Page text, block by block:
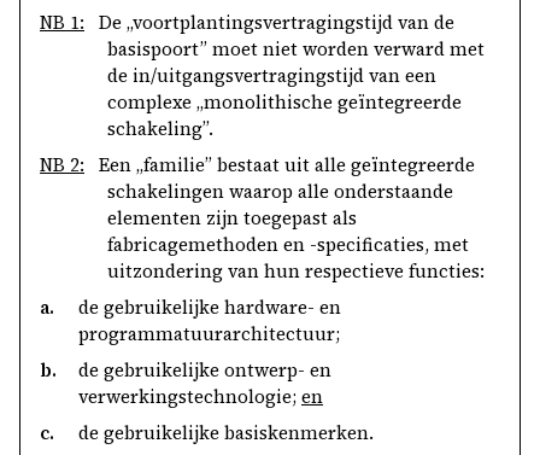
NB 1:
De „voortplantingsvertragingstijd van de
basispoort” moet niet worden verward met
de in/uitgangsvertragingstijd van een
complexe „monolithische geïntegreerde
schakeling”.
NB 2:
Een „familie” bestaat uit alle geïntegreerde
schakelingen waarop alle onderstaande
elementen zijn toegepast als
fabricagemethoden en -specificaties, met
uitzondering van hun respectieve functies:
a.
de gebruikelijke hardware- en
programmatuurarchitectuur;
b.
de gebruikelijke ontwerp- en
verwerkingstechnologie; en
c.
de gebruikelijke basiskenmerken.